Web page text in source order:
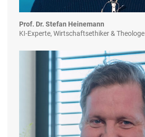
Prof. Dr. Stefan Heinemann
KI-Experte, Wirtschaftsethiker & Theologe